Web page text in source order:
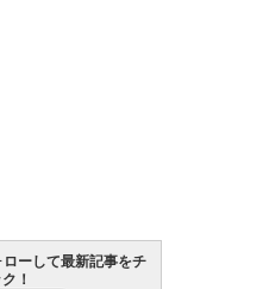
ーして最新記事をチ
！